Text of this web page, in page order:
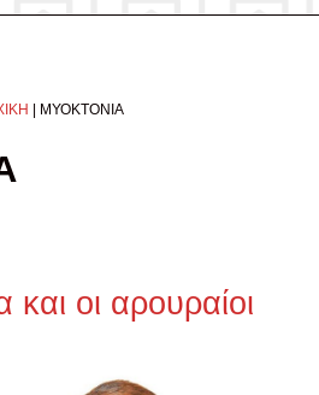
| ΜΥΟΚΤΟΝΙΑ
και οι αρουραίοι